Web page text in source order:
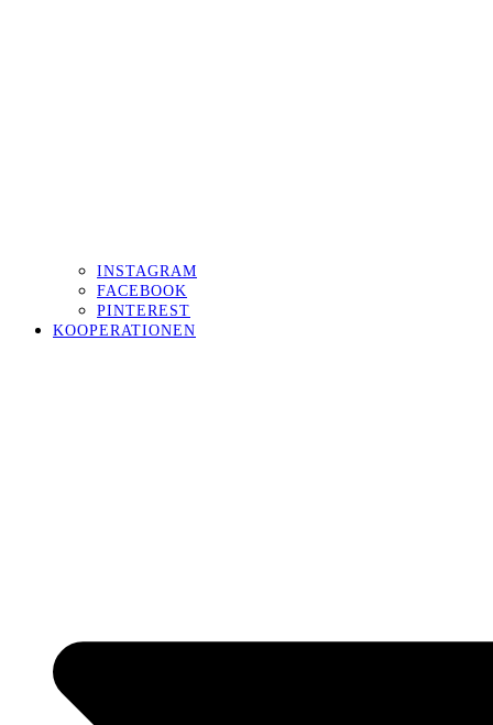
INSTAGRAM
FACEBOOK
PINTEREST
KOOPERATIONEN